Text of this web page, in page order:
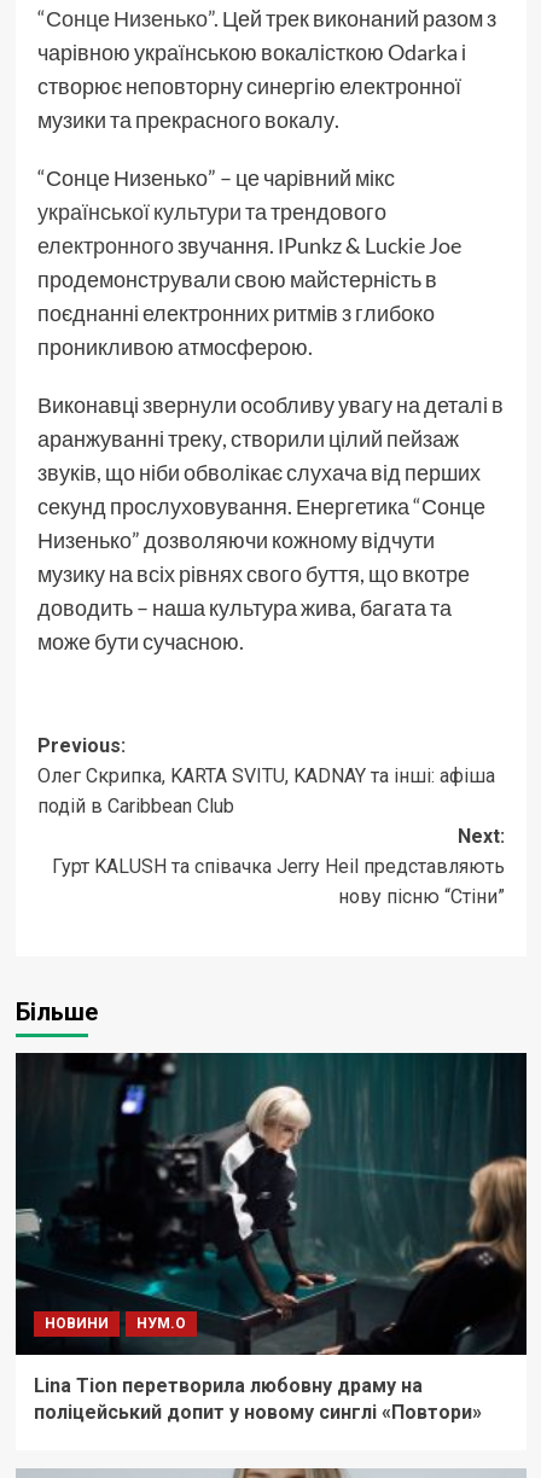
“Сонце Низенько”. Цей трек виконаний разом з
чарівною українською вокалісткою Odarka і
створює неповторну синергію електронної
музики та прекрасного вокалу.
“Сонце Низенько” – це чарівний мікс
української культурита трендового
електронногозвучання. ІPunkz & Luckie Joe
продемонстрували свою майстерність в
поєднанні електронних ритмів з глибоко
проникливою атмосферою.
Виконавці звернули особливу увагу на деталі в
аранжуванні треку, створили цілий пейзаж
звуків, що ніби обволікає слухача від перших
секунд прослуховування. Енергетика “Сонце
Низенько” дозволяючи кожному відчути
музику на всіх рівнях свого буття, що вкотре
доводить – наша культура жива, багата та
може бути сучасною.
Post
navigation
Previous:
Олег Скрипка, KARTA SVITU, KADNAY та інші: афіша
подій в Caribbean Club
Next:
Гурт KALUSH та співачка Jerry Heil представляють
нову пісню “Стіни”
Більше
НОВИНИ НУМ.О
Lina Tion перетворила любовну драму на
поліцейський допит у новому синглі «Повтори»